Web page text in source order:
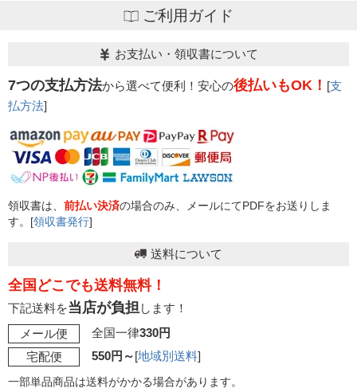
ご利用ガイド
お支払い・領収書について
7つの支払方法から選べて便利！安心の後払いもOK！ [支
払方法]
領収書は、 前払い決済の場合のみ、メールにてPDFをお送りしま
す。[領収書発行]
送料について
全国どこでも送料無料！
下記送料を当店が負担 します！
メール便
全国一律330円
宅配便
550円～[地域別送料]
一部単品商品は送料がかかる場合があります。